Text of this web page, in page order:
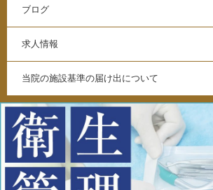
ブログ
求人情報
当院の施設基準の届け出について